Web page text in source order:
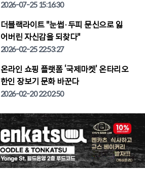
2026-07-25 15:16:30
더블랙라이트 "눈썹·두피 문신으로 잃
어버린 자신감을 되찾다"
2026-02-25 22:53:27
온라인 쇼핑 플랫폼 ‘국제마켓’ 온타리오
한인 장보기 문화 바꾼다
2026-02-20 22:02:50